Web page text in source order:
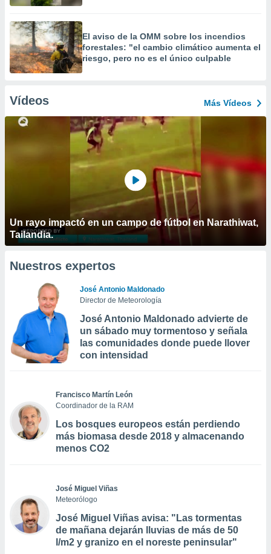
El aviso de la OMM sobre los incendios
forestales: "el cambio climático aumenta el
riesgo, pero no es el único culpable
Vídeos Más Vídeos
Un rayo impactó en un campo de fútbol en Narathiwat,
Tailandia.
Nuestros expertos
José Antonio Maldonado
Director de Meteorología
José Antonio Maldonado advierte de
un sábado muy tormentoso y señala
las comunidades donde puede llover
con intensidad
Francisco Martín León
Coordinador de la RAM
Los bosques europeos están perdiendo
más biomasa desde 2018 y almacenando
menos CO2
José Miguel Viñas
Meteorólogo
José Miguel Viñas avisa: "Las tormentas
de mañana dejarán lluvias de más de 50
l/m2 y granizo en el noreste peninsular"